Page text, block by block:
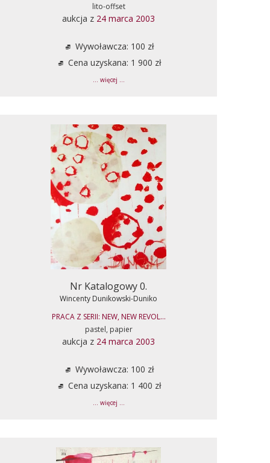
lito-offset
aukcja z 24 marca 2003
Wywoławcza: 100 zł
Cena uzyskana: 1 900 zł
... więcej ...
Nr Katalogowy 0.
Wincenty Dunikowski-Duniko
PRACA Z SERII: NEW, NEW REVOL...
pastel, papier
aukcja z 24 marca 2003
Wywoławcza: 100 zł
Cena uzyskana: 1 400 zł
... więcej ...